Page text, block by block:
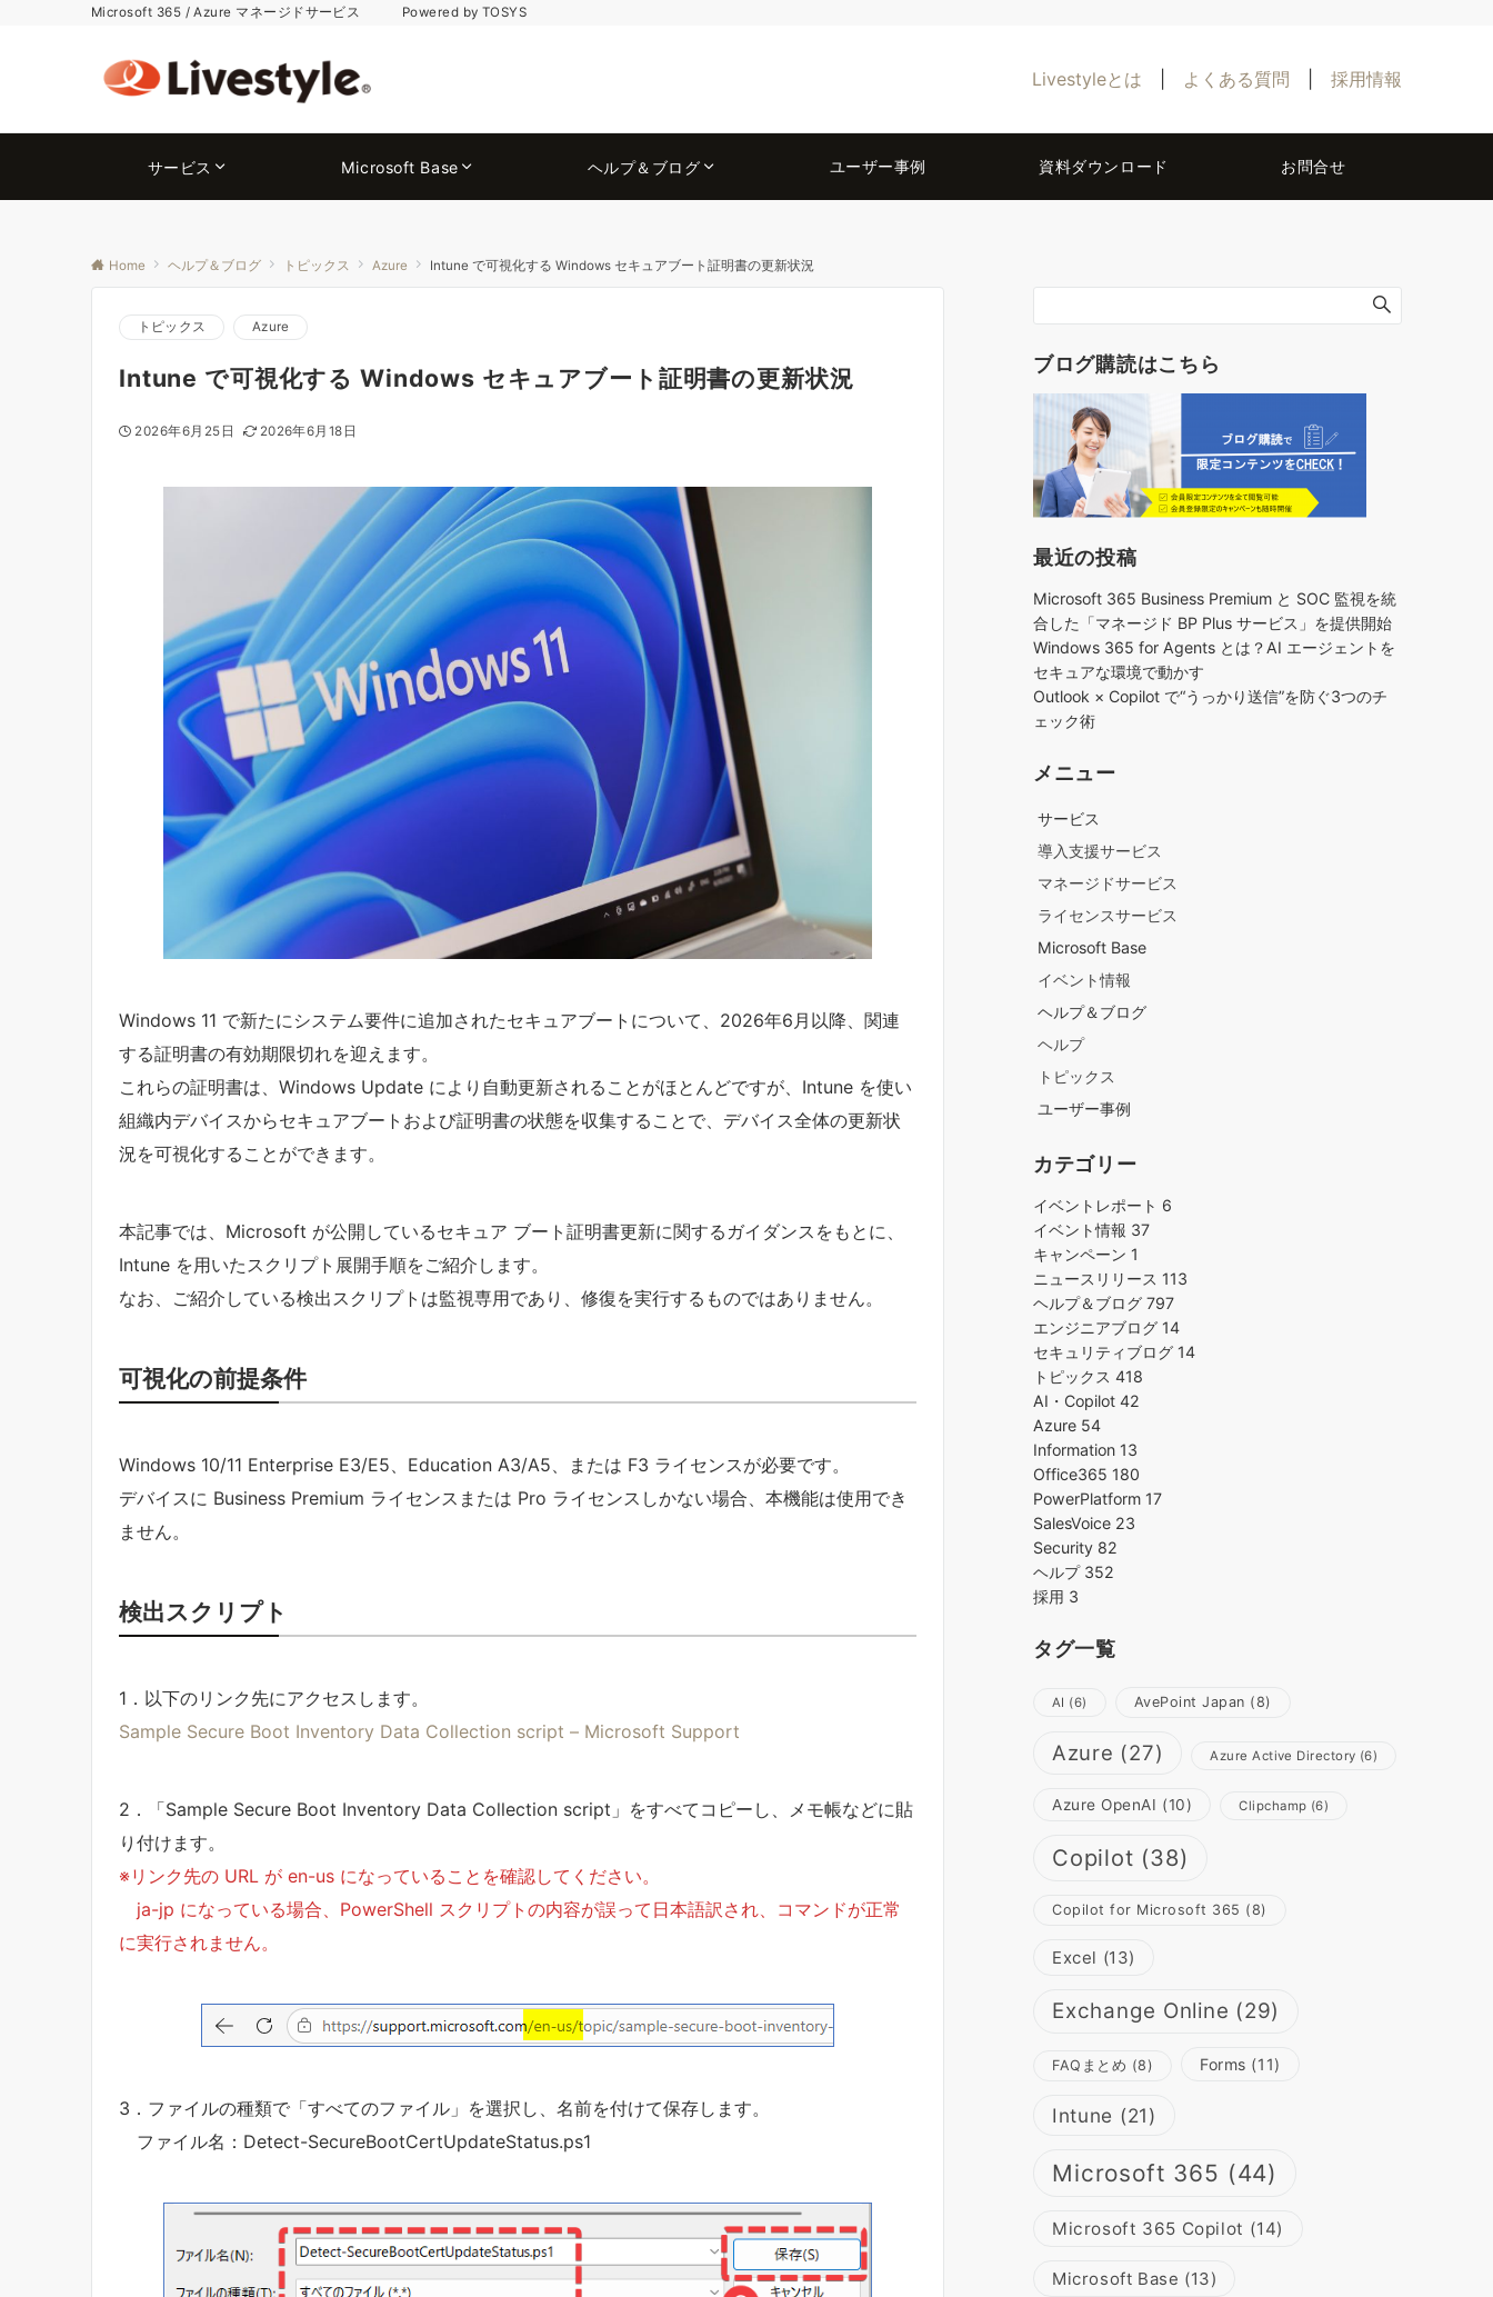
Microsoft 365 / Azure マネージドサービス Powered by TOSYS
Livestyleとは よくある質問 採用情報
サービス Microsoft Base ヘルプ＆ブログ ユーザー事例 資料ダウンロード お問合せ
Home ヘルプ＆ブログ トピックス Azure Intune で可視化する Windows セキュアブート証明書の更新状況
トピックス Azure
Intune で可視化する Windows セキュアブート証明書の更新状況
2026年6月25日 2026年6月18日
Windows 11 で新たにシステム要件に追加されたセキュアブートについて、2026年6月以降、関連
する証明書の有効期限切れを迎えます。
これらの証明書は、Windows Update により自動更新されることがほとんどですが、Intune を使い
組織内デバイスからセキュアブートおよび証明書の状態を収集することで、デバイス全体の更新状
況を可視化することができます。
本記事では、Microsoft が公開しているセキュア ブート証明書更新に関するガイダンスをもとに、
Intune を用いたスクリプト展開手順をご紹介します。
なお、ご紹介している検出スクリプトは監視専用であり、修復を実行するものではありません。
可視化の前提条件
Windows 10/11 Enterprise E3/E5、Education A3/A5、または F3 ライセンスが必要です。
デバイスに Business Premium ライセンスまたは Pro ライセンスしかない場合、本機能は使用でき
ません。
検出スクリプト
1．以下のリンク先にアクセスします。
Sample Secure Boot Inventory Data Collection script – Microsoft Support
2．「​​​​​​​Sample Secure Boot Inventory Data Collection script」をすべてコピーし、メモ帳などに貼
り付けます。
※リンク先の URL が en-us になっていることを確認してください。
ja-jp になっている場合、 PowerShell スクリプトの内容が誤って日本語訳され、コマンドが正常
に実行されません。
3．ファイルの種類で「すべてのファイル」を選択し、名前を付けて保存します。
ファイル名：Detect-SecureBootCertUpdateStatus.ps1
ブログ購読はこちら
最近の投稿
Microsoft 365 Business Premium と SOC 監視を統
合した「マネージド BP Plus サービス」を提供開始
Windows 365 for Agents とは？AI エージェントを
セキュアな環境で動かす
Outlook × Copilot で“うっかり送信”を防ぐ3つのチ
ェック術​
メニュー
サービス
導入支援サービス
マネージドサービス
ライセンスサービス
Microsoft Base
イベント情報
ヘルプ＆ブログ
ヘルプ
トピックス
ユーザー事例
カテゴリー
イベントレポート 6
イベント情報 37
キャンペーン 1
ニュースリリース 113
ヘルプ＆ブログ 797
エンジニアブログ 14
セキュリティブログ 14
トピックス 418
AI・Copilot 42
Azure 54
Information 13
Office365 180
PowerPlatform 17
SalesVoice 23
Security 82
ヘルプ 352
採用 3
タグ一覧
AI (6) AvePoint Japan (8)
Azure (27) Azure Active Directory (6)
Azure OpenAI (10) Clipchamp (6)
Copilot (38)
Copilot for Microsoft 365 (8)
Excel (13)
Exchange Online (29)
FAQまとめ (8) Forms (11)
Intune (21)
Microsoft 365 (44)
Microsoft 365 Copilot (14)
Microsoft Base (13)